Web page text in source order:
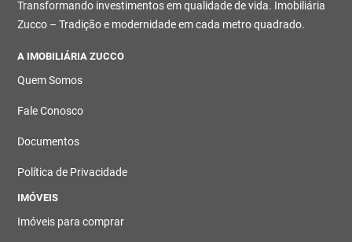
Transformando investimentos em qualidade de vida. Imobiliária
Zucco – Tradição e modernidade em cada metro quadrado.
A IMOBILIÁRIA ZUCCO
Quem Somos
Fale Conosco
Documentos
Política de Privacidade
IMÓVEIS
Imóveis para comprar